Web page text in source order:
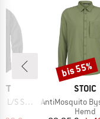
S Shirt
MARKE
STOIC
Artikel
AntiMosquito ByskeSt.
Hemd
Rabatt
bis 55%